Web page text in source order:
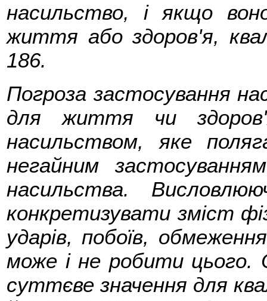
насильство, і якщо
життя або здоров'я,
186.
Погроза застосування
для життя чи
насильством, яке
негайним
насильства.
конкретизувати зміст
ударів, побоїв,
може і не робити цього.
суттєве значення для